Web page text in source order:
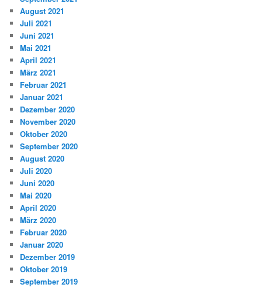
August 2021
Juli 2021
Juni 2021
Mai 2021
April 2021
März 2021
Februar 2021
Januar 2021
Dezember 2020
November 2020
Oktober 2020
September 2020
August 2020
Juli 2020
Juni 2020
Mai 2020
April 2020
März 2020
Februar 2020
Januar 2020
Dezember 2019
Oktober 2019
September 2019